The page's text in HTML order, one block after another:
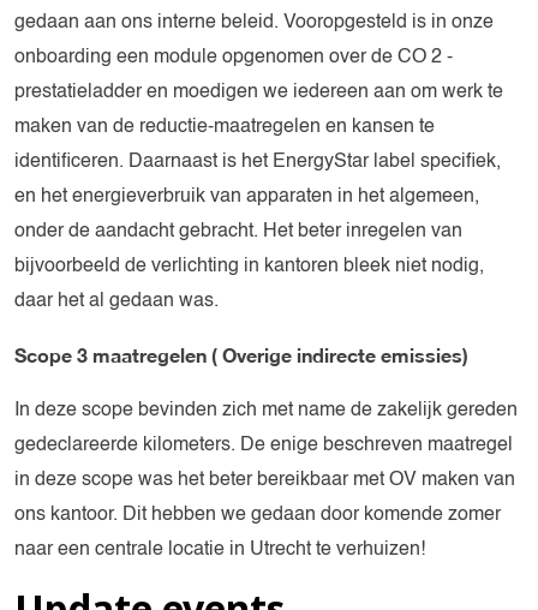
gedaan aan ons interne beleid. Vooropgesteld is in onze
onboarding een module opgenomen over de CO 2 -
prestatieladder en moedigen we iedereen aan om werk te
maken van de reductie-maatregelen en kansen te
identificeren. Daarnaast is het EnergyStar label specifiek,
en het energieverbruik van apparaten in het algemeen,
onder de aandacht gebracht. Het beter inregelen van
bijvoorbeeld de verlichting in kantoren bleek niet nodig,
daar het al gedaan was.
Scope 3 maatregelen ( Overige indirecte emissies)
In deze scope bevinden zich met name de zakelijk gereden
gedeclareerde kilometers. De enige beschreven maatregel
in deze scope was het beter bereikbaar met OV maken van
ons kantoor. Dit hebben we gedaan door komende zomer
naar een centrale locatie in Utrecht te verhuizen!